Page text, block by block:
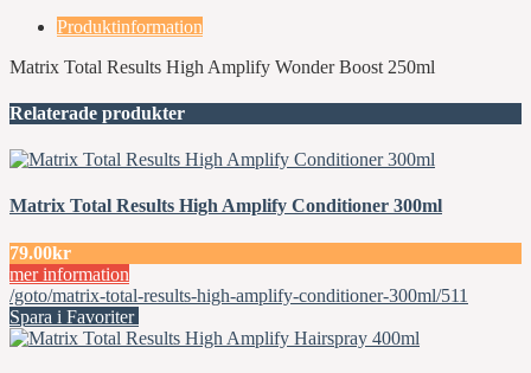
Produktinformation
Matrix Total Results High Amplify Wonder Boost 250ml
Relaterade produkter
Matrix Total Results High Amplify Conditioner 300ml
79.00kr
mer information
/goto/matrix-total-results-high-amplify-conditioner-300ml/511
Spara i Favoriter